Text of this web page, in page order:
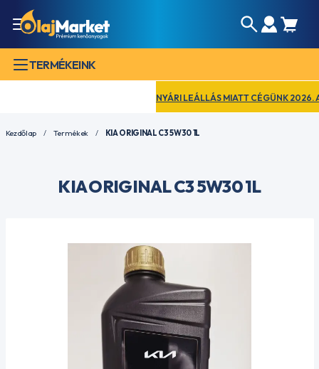
TERMÉKEINK
NYÁRI LEÁLLÁS MIATT CÉGÜNK 2026.
Kezdőlap Termékek KIA ORIGINAL C3 5W30 1L
KIA ORIGINAL C3 5W30 1L